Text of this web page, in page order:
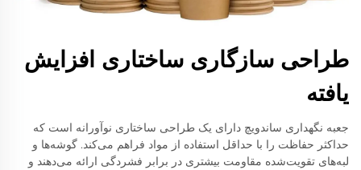
طراحی سازگاری ساختاری افزایش
یافته
جعبه نگهداری ساندویچ دارای یک طراحی ساختاری نوآورانه است که
حداکثر حفاظت را با حداقل استفاده از مواد فراهم می‌کند. گوشه‌ها و
لبه‌های تقویت‌شده مقاومت بیشتری در برابر فشردگی ارائه می‌دهند و